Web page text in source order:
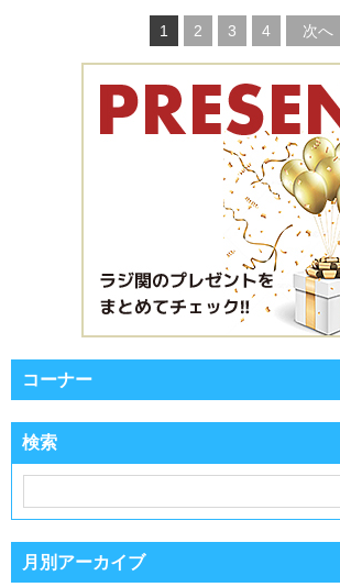
1 2 3 4 次へ
コーナー
検索
月別アーカイブ